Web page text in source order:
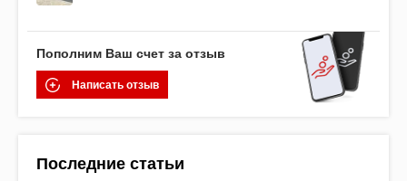
Пополним Ваш счет за отзыв
Написать отзыв
Последние статьи